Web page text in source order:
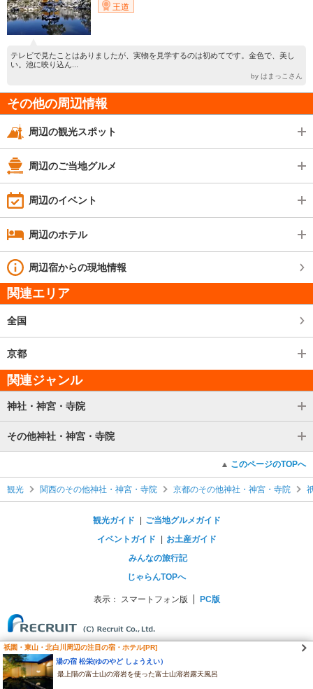
王道
テレビで見たことはありましたが、実物を見学するのは初めてです。金色で、美し
い。池に映り込ん...
by はまっこさん
その他の周辺情報
周辺の観光スポット
周辺のご当地グルメ
周辺のイベント
周辺のホテル
周辺宿からの現地情報
関連エリア
全国
京都
関連ジャンル
神社・神宮・寺院
その他神社・神宮・寺院
このページのTOPへ
観光 関西のその他神社・神宮・寺院 京都のその他神社・神宮・寺院
観光ガイド
ご当地グルメガイド
イベントガイド
お土産ガイド
みんなの旅行記
じゃらんTOPへ
表示： スマートフォン版 PC版
祇園・東山・北白川周辺の注目の宿・ホテル[PR]
湯の宿 松栄(ゆのやど しょうえい）
最上階の富士山の溶岩を使った富士山溶岩露天風呂